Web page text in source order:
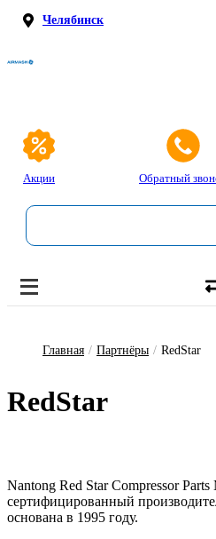
Челябинск
Акции Обратный
Главная / Партнёры / RedStar
RedStar
Nantong Red Star Compressor
сертифицированный
основана в 1995 году.